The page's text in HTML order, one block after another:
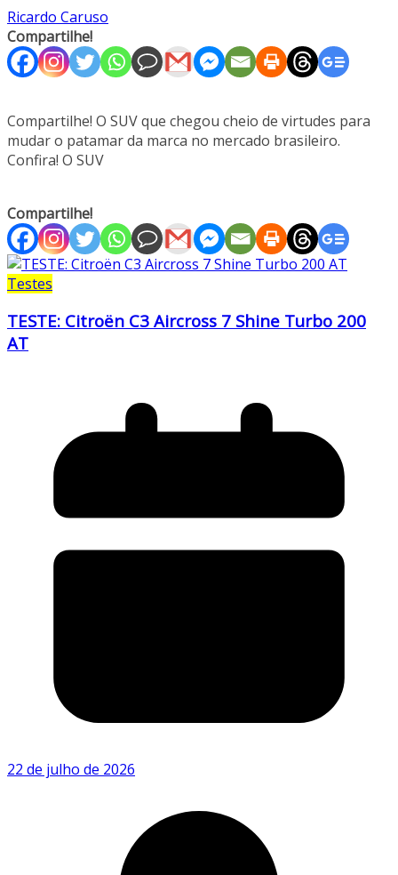
Ricardo Caruso
Compartilhe!
Compartilhe! O SUV que chegou cheio de virtudes para
mudar o patamar da marca no mercado brasileiro.
Confira! O SUV
Compartilhe!
Testes
TESTE: Citroën C3 Aircross 7 Shine Turbo 200
AT
22 de julho de 2026